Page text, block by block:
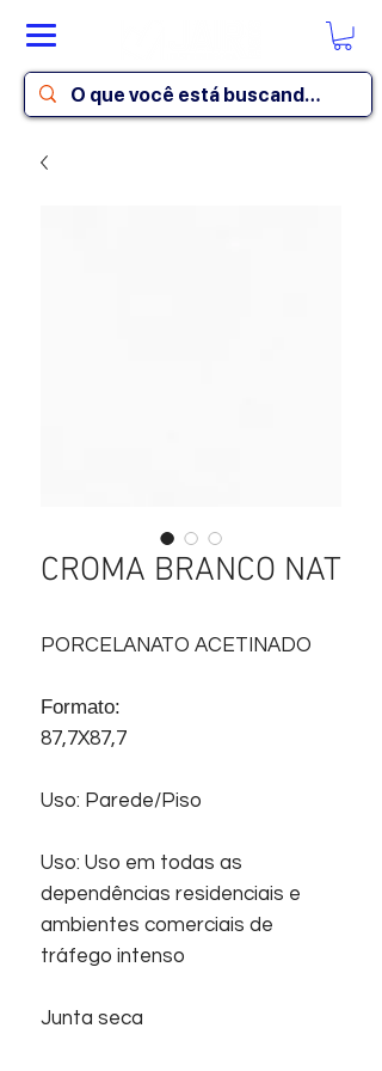
CROMA BRANCO NAT
PORCELANATO ACETINADO
Formato:
87,7X87,7
Uso: Parede/Piso
Uso: Uso em todas as
dependências residenciais e
ambientes comerciais de
tráfego intenso
Junta seca